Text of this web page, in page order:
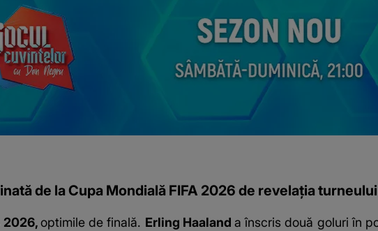
de la Cupa Mondială FIFA 2026 de revelația
2026,optimile de finală. Erling Haaland a înscris două goluri în